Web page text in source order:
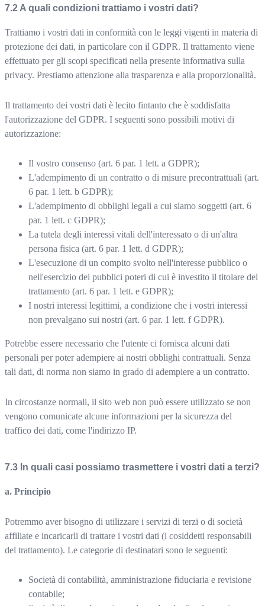
A quali condizioni trattiamo i vostri dati?
Trattiamo i vostri dati in conformità con le leggi vigenti in materia di
protezione dei dati, in particolare con il GDPR. Il trattamento viene
effettuato per gli scopi specificati nella presente informativa sulla
privacy. Prestiamo attenzione alla trasparenza e alla proporzionalità.
Il trattamento dei vostri dati è lecito fintanto che è soddisfatta
l'autorizzazione del GDPR. I seguenti sono possibili motivi di
autorizzazione:
Il vostro consenso (art. 6 par. 1 lett. a GDPR);
L'adempimento di un contratto o di misure precontrattuali (art.
6 par. 1 lett. b GDPR);
L'adempimento di obblighi legali a cui siamo soggetti (art. 6
par. 1 lett. c GDPR);
La tutela degli interessi vitali dell'interessato o di un'altra
persona fisica (art. 6 par. 1 lett. d GDPR);
L'esecuzione di un compito svolto nell'interesse pubblico o
nell'esercizio dei pubblici poteri di cui è investito il titolare del
trattamento (art. 6 par. 1 lett. e GDPR);
I nostri interessi legittimi, a condizione che i vostri interessi
non prevalgano sui nostri (art. 6 par. 1 lett. f GDPR).
Potrebbe essere necessario che l'utente ci fornisca alcuni dati
personali per poter adempiere ai nostri obblighi contrattuali. Senza
tali dati, di norma non siamo in grado di adempiere a un contratto.
In circostanze normali, il sito web non può essere utilizzato se non
vengono comunicate alcune informazioni per la sicurezza del
traffico dei dati, come l'indirizzo IP.
In quali casi possiamo trasmettere i vostri dati a terzi?
a. Principio
Potremmo aver bisogno di utilizzare i servizi di terzi o di società
affiliate e incaricarli di trattare i vostri dati (i cosiddetti responsabili
del trattamento). Le categorie di destinatari sono le seguenti:
Società di contabilità, amministrazione fiduciaria e revisione
contabile;